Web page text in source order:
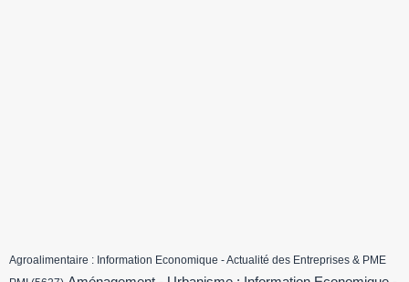
Agroalimentaire : Information Economique - Actualité des Entreprises & PME